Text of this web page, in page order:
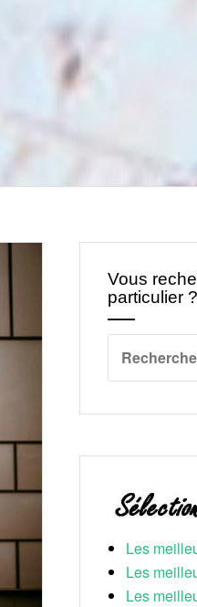
Vous
particulier ?
Les
Les
Les